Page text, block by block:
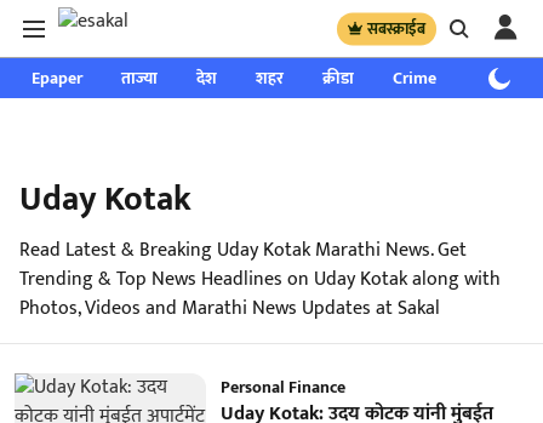
सबस्क्राईब
Epaper ताज्या देश शहर क्रीडा Crime साप्ताहिक
Uday Kotak
Read Latest & Breaking Uday Kotak Marathi News. Get
Trending & Top News Headlines on Uday Kotak along with
Photos, Videos and Marathi News Updates at Sakal
Personal Finance
Uday Kotak: उदय कोटक यांनी मुंबईत